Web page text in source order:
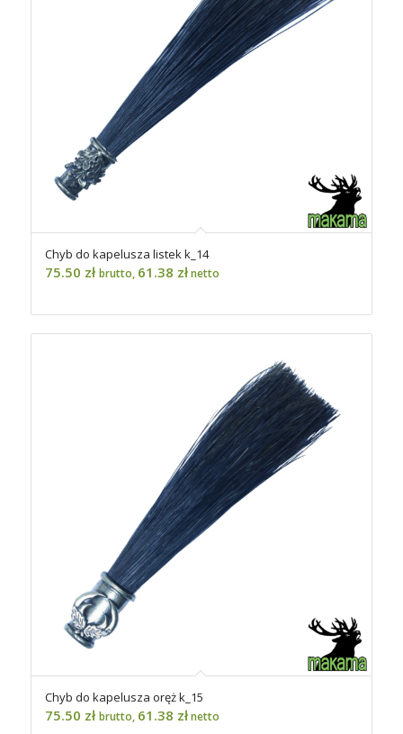
Chyb do kapelusza listek k_14
75.50 zł brutto, 61.38 złnetto
Chyb do kapelusza oręż k_15
75.50 zł brutto, 61.38 złnetto